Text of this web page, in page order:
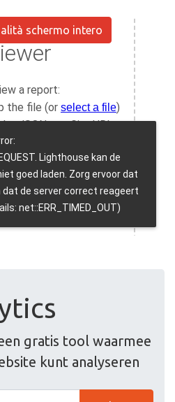
schermo intero
gratis tool waarmee
kunt analyseren